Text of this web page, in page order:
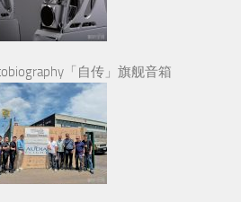
「自传」旗舰音箱